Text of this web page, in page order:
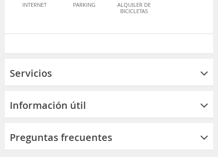
INTERNET PARKING
ALQUILER DE
BICICLETAS
Servicios
Información útil
Preguntas frecuentes